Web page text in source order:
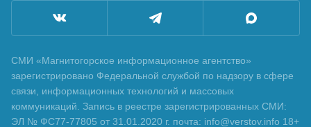
СМИ «Магнитогорское информационное агентство»
зарегистрировано Федеральной службой по надзору в сфере
связи, информационных технологий и массовых
коммуникаций. Запись в реестре зарегистрированных СМИ:
ЭЛ № ФС77-77805 от 31.01.2020 г. почта: info@verstov.info 18+